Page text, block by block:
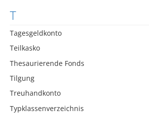
T
Tagesgeldkonto
Teilkasko
Thesaurierende Fonds
Tilgung
Treuhandkonto
Typklassenverzeichnis